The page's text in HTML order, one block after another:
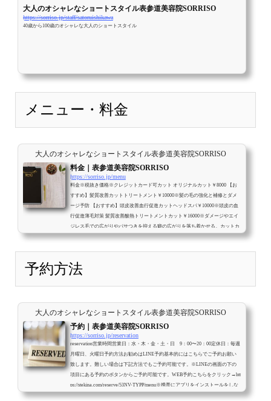
大人のオシャレなショートスタイル表参道美容院SORRISO
https://sorriso.jp/staff/satoruishikawa
40歳から100歳のオシャレな大人のショートスタイル
メニュー・料金
大人のオシャレなショートスタイル表参道美容院SORRISO
料金｜表参道美容院SORRISO
https://sorriso.jp/menu
料金※税抜き価格※クレジットカード可カット オリジナルカット￥8000 【お
すすめ】髪質改善カットトリートメント￥10000※髪の毛の強化と補修とダメ
ージ予防 【おすすめ】頭皮改善血行促進カットヘッドスパ￥10000※頭皮の血
行促進薄毛対策 髪質改善酸熱トリートメントカット￥16000※ダメージやエイ
ジレス毛での広がりやパサつきを抑える癖の広がりを落ち着かせる。カットカ
予約方法
大人のオシャレなショートスタイル表参道美容院SORRISO
予約｜表参道美容院SORRISO
https://sorriso.jp/reservation
reservation営業時間営業日：水・木・金・土・日 9：00〜20：00定休日：毎週
月曜日、火曜日予約方法お勧めはLINE予約基本的にはこちらでご予約お願い
致します。難しい場合は下記方法でもご予約可能です。※LINEの画面の下の
項目にある予約のボタンからご予約可能です。WEB予約こちらをクリック→htt
ps://stekina.com/reserve/53NV-TYPP/menu※携帯にアプリをインストールをしな